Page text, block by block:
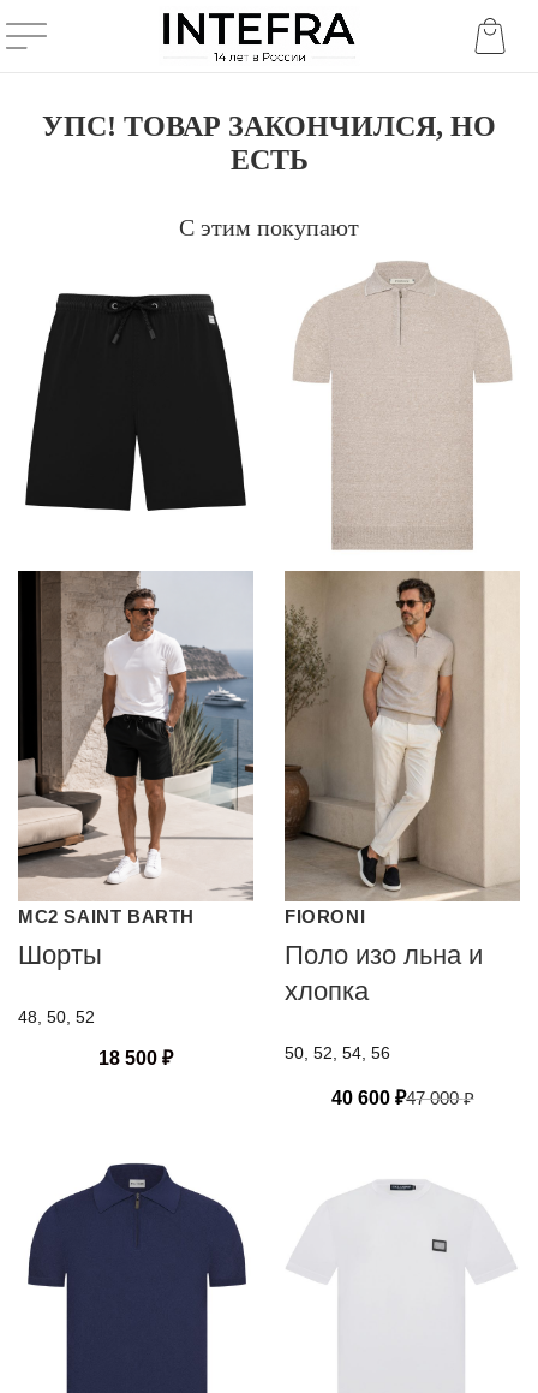
УПС! ТОВАР ЗАКОНЧИЛСЯ, НО
ЕСТЬ
С этим покупают
MC2 SAINT BARTH
Шорты
48, 50, 52
18 500 ₽
FIORONI
Поло изо льна и
хлопка
50, 52, 54, 56
40 600 ₽47 000₽